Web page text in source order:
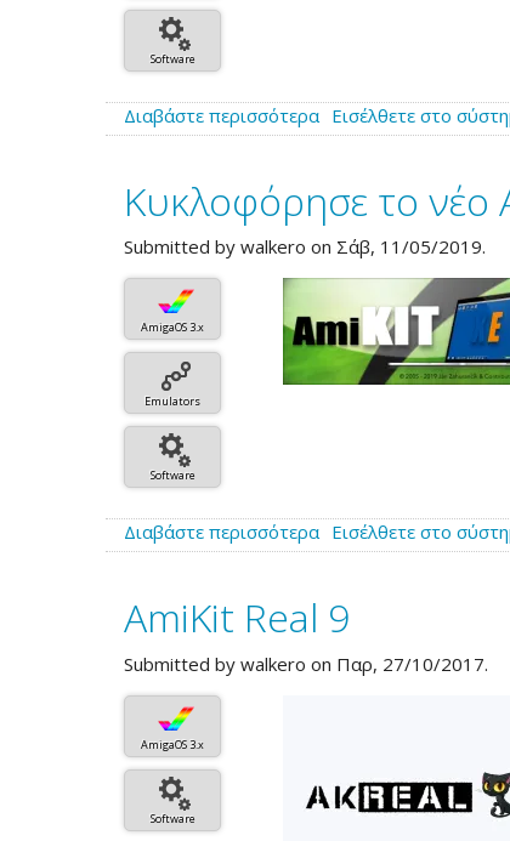
Software
Διαβάστε περισσότερα για
το
AmiKit
XE
11.1
Εισέλθετε στο
Κυκλοφόρησε το νέο
Submitted by walkero on Σάβ, 11/05/2019.
AmigaOS 3.x
Emulators
Software
Διαβάστε περισσότεραγια
το
το
νέο
AmiKit
Εισέλθετε στο
AmiKit Real 9
Submitted by walkero on Παρ, 27/10/2017.
AmigaOS 3.x
Software